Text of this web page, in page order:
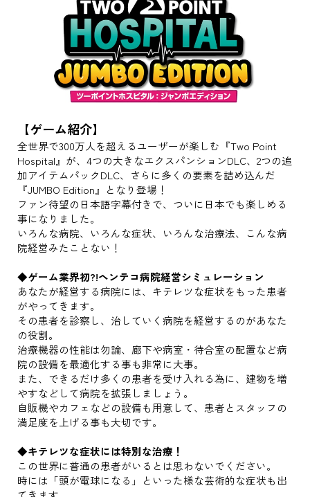
【ゲーム紹介】
全世界で300万人を超えるユーザーが楽しむ『Two Point
Hospital』が、4つの大きなエクスパンションDLC、2つの追
加アイテムパックDLC、さらに多くの要素を詰め込んだ
『JUMBO Edition』となり登場！
ファン待望の日本語字幕付きで、ついに日本でも楽しめる
事になりました。
いろんな病院、いろんな症状、いろんな治療法、こんな病
院経営みたことない！
◆ゲーム業界初?!ヘンテコ病院経営シミュレーション
あなたが経営する病院には、キテレツな症状をもった患者
がやってきます。
その患者を診察し、治していく病院を経営するのがあなた
の役割。
治療機器の性能は勿論、廊下や病室・待合室の配置など病
院の設備を最適化する事も非常に大事。
また、できるだけ多くの患者を受け入れる為に、建物を増
やすなどして病院を拡張しましょう。
自販機やカフェなどの設備も用意して、患者とスタッフの
満足度を上げる事も大切です。
◆キテレツな症状には特別な治療！
この世界に普通の患者がいるとは思わないでください。
時には「頭が電球になる」といった様な芸術的な症状も出